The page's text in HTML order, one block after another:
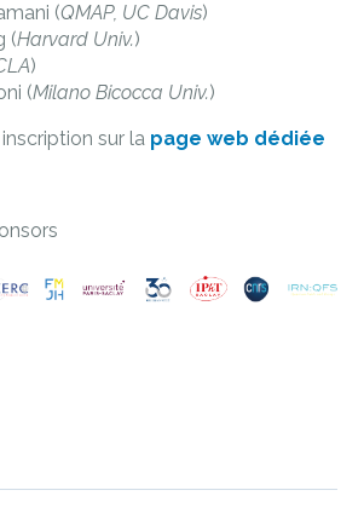
(QMAP, UC Davis)
(Harvard Univ.)
)
(Milano Bicocca Univ.)
sur la page web dédiée